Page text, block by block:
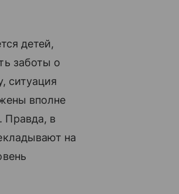
детей,
заботы о
ситуация
вполне
Правда, в
на